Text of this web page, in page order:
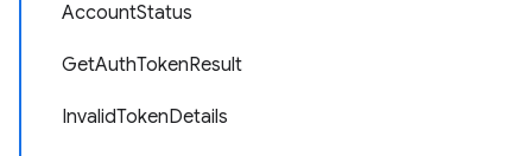
AccountStatus
GetAuthTokenResult
InvalidTokenDetails